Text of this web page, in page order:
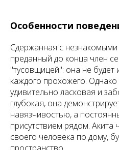
Особенности
Сдержанная с
преданный до конца член
"тусовщицей": она не будет
каждого прохожего.
удивительно ласковая и
глубокая, она
навязчивостью, а
присутствием рядом. Акита
своего человека по дому,